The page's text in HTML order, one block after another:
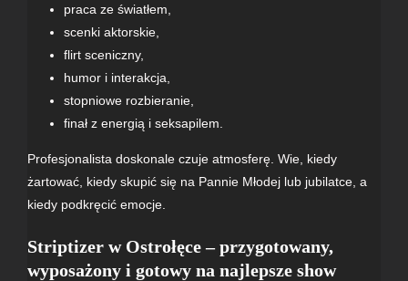
praca ze światłem,
scenki aktorskie,
flirt sceniczny,
humor i interakcja,
stopniowe rozbieranie,
finał z energią i seksapilem.
Profesjonalista doskonale czuje atmosferę. Wie, kiedy
żartować, kiedy skupić się na Pannie Młodej lub jubilatce, a
kiedy podkręcić emocje.
Striptizer w Ostrołęce – przygotowany,
wyposażony i gotowy na najlepsze show